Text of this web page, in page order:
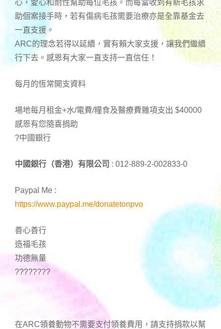
心，愛心和耐性幫助每位毛孩。而每當收到有新毛孩求
助個案接手時，若有傷病毛孩需要治療亦是全靠基金去
一直支援。
ARC的理念若得以延續，實有賴大家支援，讓我們繼續
行下去。感恩有大家一直支持一直信任！
每月的恆常開支資料
場地每月租金+水/電費/糧食及醫療費雜項支出 $40000
感恩有您隨喜捐助
?中國銀行
中國銀行（香港）有限公司 : 012-889-2-002833-0
Paypal Me :
https://www.paypal.me/donatetonpvo
善心善行
造福毛孩
功德無量
????????
在ARC領養動物不需要支付領養費用，請支持捐款以幫